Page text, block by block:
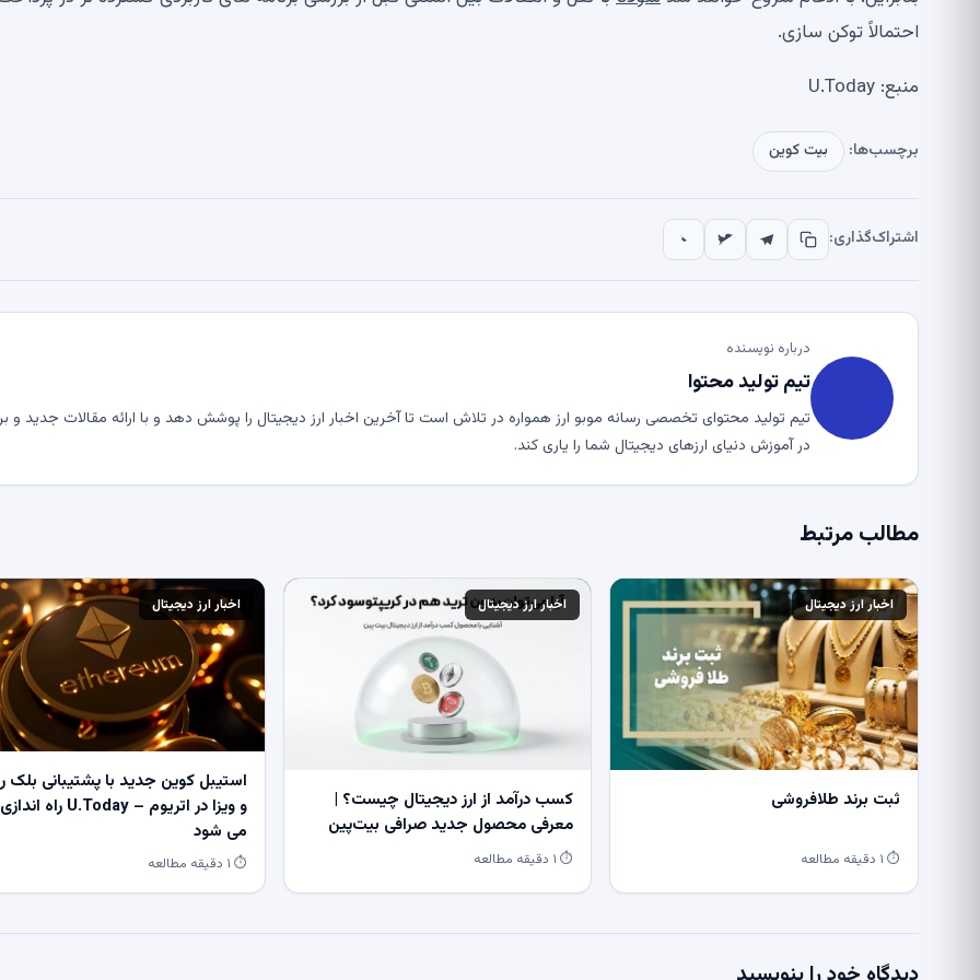
احتمالاً توکن سازی.
منبع: U.Today
برچسب‌ها: بیت کوین
اشتراک‌گذاری:
درباره نویسنده
تیم تولید محتوا
تیم تولید محتوای تخصصی رسانه موبو ارز همواره در تلاش است تا آخرین اخبار ارز دیجیتال را پوشش دهد و با ارائه مقالات جدید و
در آموزش دنیای ارزهای دیجیتال شما را یاری کند.
مطالب مرتبط
اخبار ارز دیجیتال
ثبت برند طلافروشی
⏱ ۱ دقیقه مطالعه
اخبار ارز دیجیتال
کسب درآمد از ارز دیجیتال چیست؟ |
معرفی محصول جدید صرافی بیت‌پین
⏱ ۱ دقیقه مطالعه
اخبار ارز دیجیتال
استیبل کوین جدید با پشتیبانی بلک
و ویزا در اتریوم – U.Today راه اندازی
می شود
⏱ ۱ دقیقه مطالعه